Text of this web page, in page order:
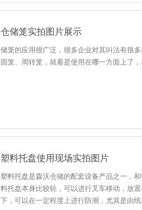
仓储笼实拍图片展示
储笼的应用很广泛，很多企业对其叫法有很
固笼、周转笼，就看是使用在哪一方面上了
塑料托盘使用现场实拍图片
塑料托盘是森沃仓储的配套设备产品之一，
料托盘本身比较轻，可以进行叉车移动，放
下，可以在一定程度上进行防潮，尤其是由纸